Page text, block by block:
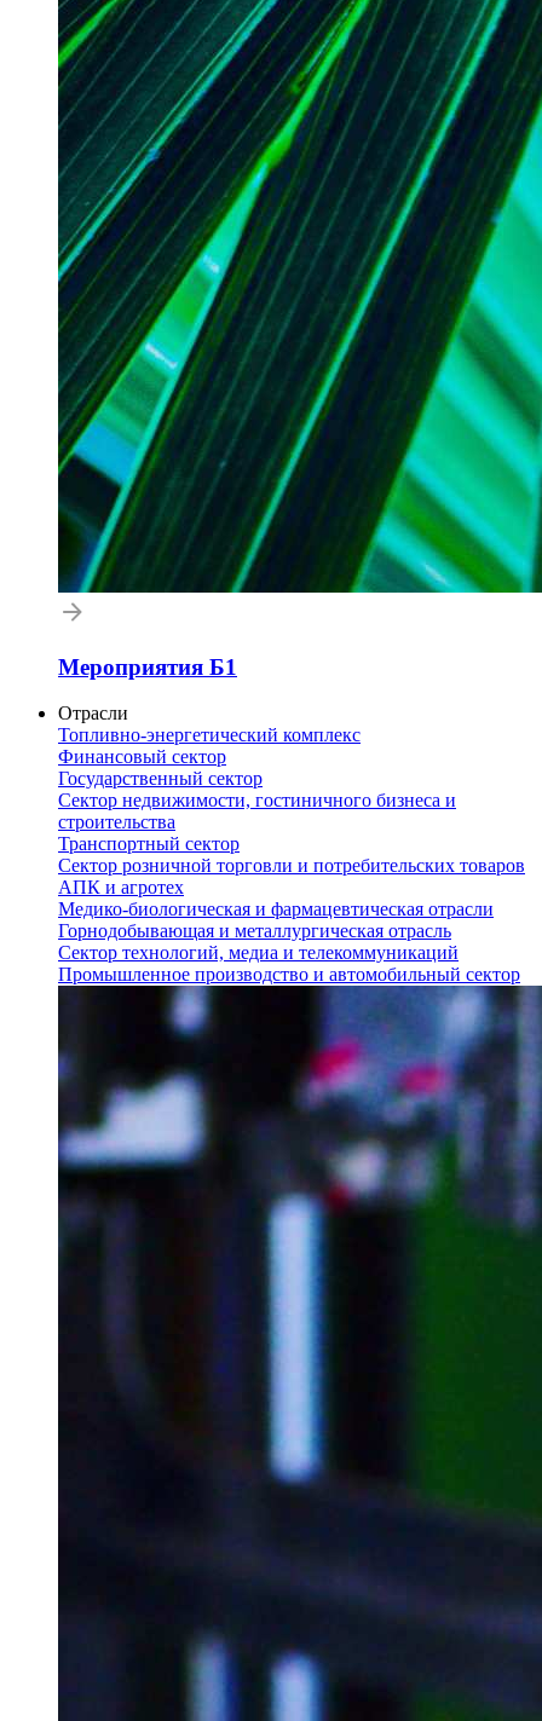
Мероприятия Б1
Отрасли
Топливно-энергетический комплекс
Финансовый сектор
Государственный сектор
Сектор недвижимости, гостиничного бизнеса и
строительства
Транспортный сектор
Сектор розничной торговли и потребительских товаров
АПК и агротех
Медико-биологическая и фармацевтическая отрасли
Горнодобывающая и металлургическая отрасль
Сектор технологий, медиа и телекоммуникаций
Промышленное производство и автомобильный сектор